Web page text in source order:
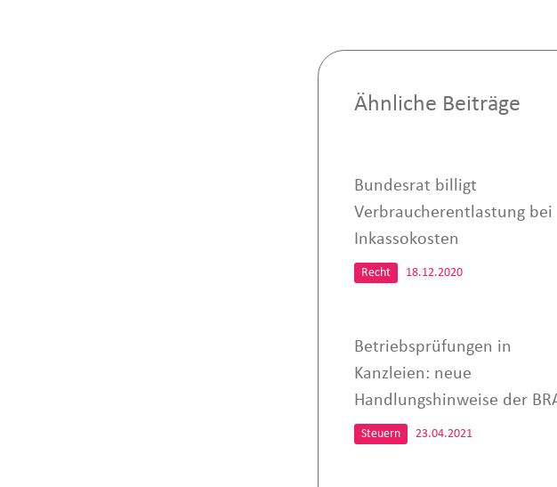
Ähnliche Beiträge
Bundesrat billigt
Verbraucherentlastung bei
Inkassokosten
Recht 18.12.2020
Betriebsprüfungen in
Kanzleien: neue
Handlungshinweise der
Steuern 23.04.2021